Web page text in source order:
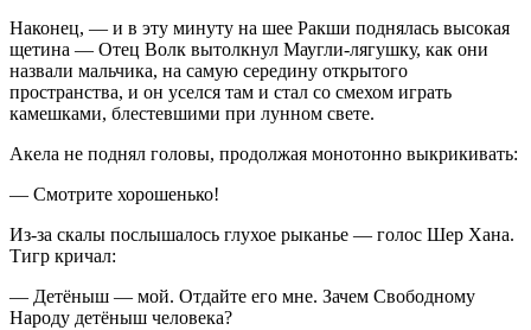
Наконец, — и в эту минуту на шее Ракши поднялась высокая
щетина — Отец Волк вытолкнул Маугли-лягушку, как они
назвали мальчика, на самую середину открытого
пространства, и он уселся там и стал со смехом играть
камешками, блестевшими при лунном свете.
Акела не поднял головы, продолжая монотонно выкрикивать:
— Смотрите хорошенько!
Из-за скалы послышалось глухое рыканье — голос Шер Хана.
Тигр кричал:
— Детёныш — мой. Отдайте его мне. Зачем Свободному
Народу детёныш человека?